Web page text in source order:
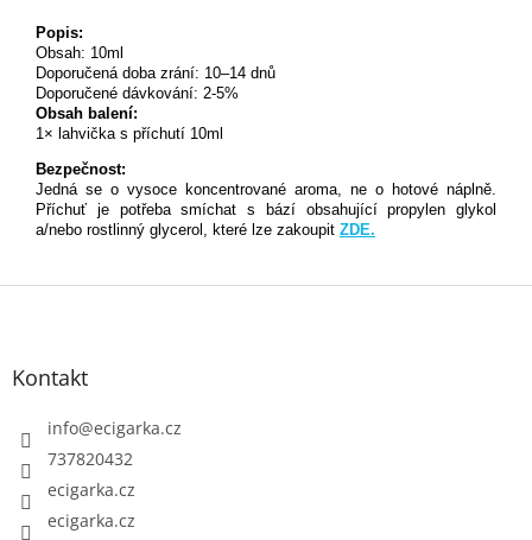
Popis:
Obsah: 10ml
Doporučená doba zrání: 10–14 dnů
Doporučené dávkování: 2-5%
Obsah balení:
1× lahvička s příchutí 10ml
Bezpečnost:
Jedná se o vysoce koncentrované aroma, ne o hotové náplně.
Příchuť je potřeba smíchat s bází obsahující propylen glykol
a/nebo rostlinný glycerol, které lze zakoupit ZDE.
Kontakt
info@ecigarka.cz
737820432
ecigarka.cz
ecigarka.cz